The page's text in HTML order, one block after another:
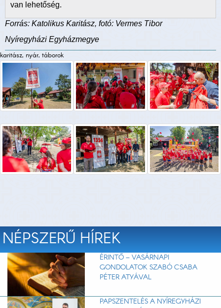
van lehetőség.
Forrás: Katolikus Karitász, fotó: Vermes Tibor
Nyíregyházi Egyházmegye
karitász, nyár, táborok
NÉPSZERŰ HÍREK
ÉRINTŐ – VASÁRNAPI
GONDOLATOK SZABÓ CSABA
PÉTER ATYÁVAL
PAPSZENTELÉS A NYÍREGYHÁZI